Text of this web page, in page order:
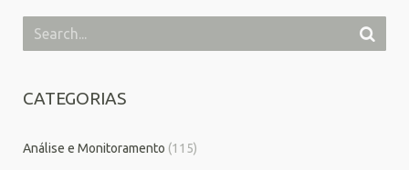
CATEGORIAS
Análise e Monitoramento (115)